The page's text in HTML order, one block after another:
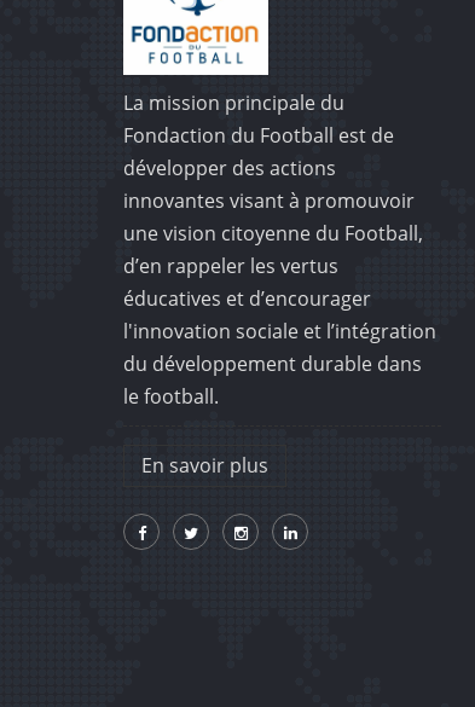
La mission principale du
Fondaction du Football est de
développer des actions
innovantes visant à promouvoir
une vision citoyenne du Football,
d’en rappeler les vertus
éducatives et d’encourager
l'innovation sociale et l’intégration
du développement durable dans
le football.
En savoir plus